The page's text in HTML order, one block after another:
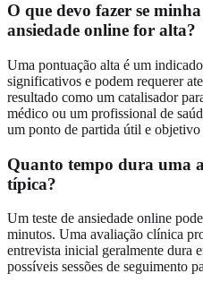
O que devo fazer se
ansiedade online for alta?
Uma pontuação alta é um
significativos e podem requerer
resultado como um catalisador
médico ou um profissional de
um ponto de partida útil e objetivo
Quanto tempo dura uma
típica?
Um teste de ansiedade online
minutos. Uma avaliação clínica
entrevista inicial geralmente dura
possíveis sessões de seguimento